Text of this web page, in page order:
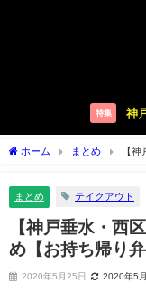
特集 神
ホーム まとめ
【
まとめ テイクアウト
【神戸垂水・西
め【お持ち帰り
2020年5月25日 2020年5